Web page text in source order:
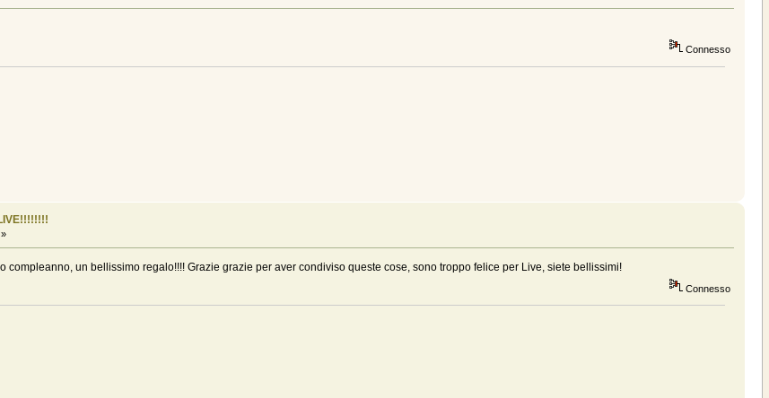
Connesso
compleanno, un bellissimo regalo!!!! Grazie grazie per aver condiviso queste cose, sono troppo felice per Live, siete bellissimi!
Connesso